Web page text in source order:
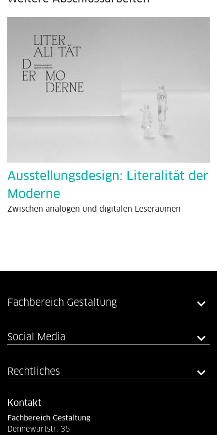
Ausstellungsdesign: Literalität der
Moderne
Zwischen analogen und digitalen Leseräumen
Fachbereich Gestaltung
Social Media
Rechtliches
Kontakt
Fachbereich Gestaltung
Dennewartstr. 35